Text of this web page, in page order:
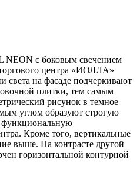
NEON с боковым свечением
центра «ИОЛЛА»
на фасаде подчеркивают
плитки, тем самым
рисунок в темное
углом образуют строгую
функциональную
Кроме того, вертикальные
выше. На контрасте другой
горизонтальной контурной